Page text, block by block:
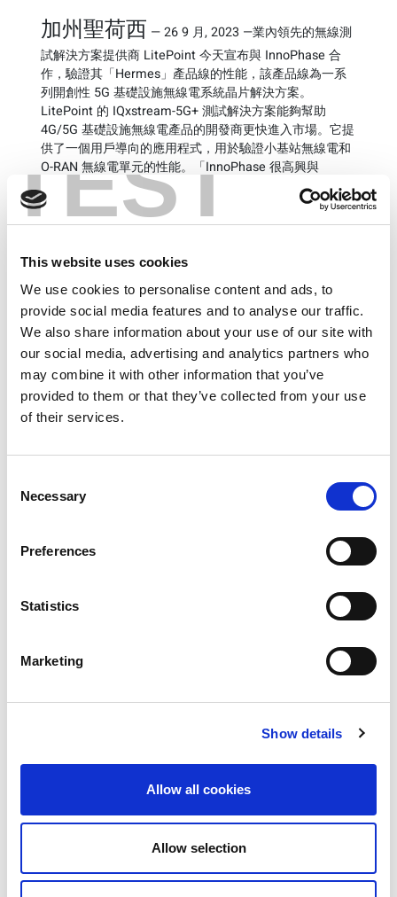
TEST
This website uses cookies
We use cookies to personalise content and ads, to
provide social media features and to analyse our traffic.
We also share information about your use of our site with
our social media, advertising and analytics partners who
may combine it with other information that you’ve
provided to them or that they’ve collected from your use
of their services.
Selection
Necessary
Preferences
Statistics
Marketing
Show details
Allow all cookies
Allow selection
加州聖荷西 —26 9 月, 2023 —業內領先的無線測
試解決方案提供商 LitePoint 今天宣布與 InnoPhase 合
作，驗證其「Hermes」產品線的性能，該產品線為一系
列開創性 5G 基礎設施無線電系統晶片解決方案。
LitePoint 的 IQxstream-5G+ 測試解決方案能夠幫助
4G/5G 基礎設施無線電產品的開發商更快進入市場。它提
供了一個用戶導向的應用程式，用於驗證小基站無線電和
O-RAN 無線電單元的性能。「InnoPhase 很高興與
LitePoint 合作，為蜂窩無線電製造商提供一個經過驗證
的解決方案，以加速 5G 無線電的市場應用」 InnoPhase
的市場高級總監 Robert McCormick 說道。「IQxstream-
上市時間。」
InnoPhase 的 Hermes 產品線是用於 4G/5G蜂窩網路的
高度整合的數位無線電。它能夠提高不同 O-RAN RU 天線
配置的系統效率，降低總擁有成本 (TCO)，從低成本的室
內 4T4R 小基站到大型多頻段宏基站不等。在單一 CMOS
晶片上實現的高效能封包處理和低 PHY 處理降低了前傳
網關的計算需求和成本，同時為獨特的高效率射頻架構提
供了基礎。InnoPhase 和 LitePoint 的合作將推動蜂窩無
線電的部署，簡化工程工作，減低進入市場的障礙。
無論是基於行動網路營運商 (MNO) 的宏基站部署，還是
針對私人網路的補充式小基站解決方案，5G 基礎設施的
目標仍然是相同的，即提供更高的數據傳輸率，增強覆蓋
範圍，並高效處理高用戶密度問題。然而，無線電解決方
案的採用率和成功繫於其質量，以及 OEM 和最終用戶的
整體成本。「LitePoint 的 IQxstream-5G+ 使 5G 基礎設
施產品開發商能夠將超越了所需性能標準的產品推向市
場」 LitePoint 的市場總監 Adam Smith 說道。「我們很
高興與 InnoPhase 合作，對其低功耗 5G 無線電解決方案
IQxstream-5G+
是一個全面整合的非信令測
對於在 C 頻段頻譜進行高級部署，IQxstream-5G 的 200
MHz 連續系統帶寬非常適合用於單脈衝信號生成和分
援小基站接收器擾訊測試，無需外部干擾器，從而簡化了
測試設定。該儀器易於從實驗室擴展到工廠車間，支援多